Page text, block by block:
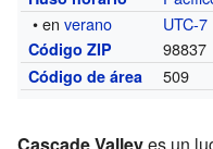
• enverano UTC-7
Código ZIP 98837
Código de área 509
Cascade Valleyes un